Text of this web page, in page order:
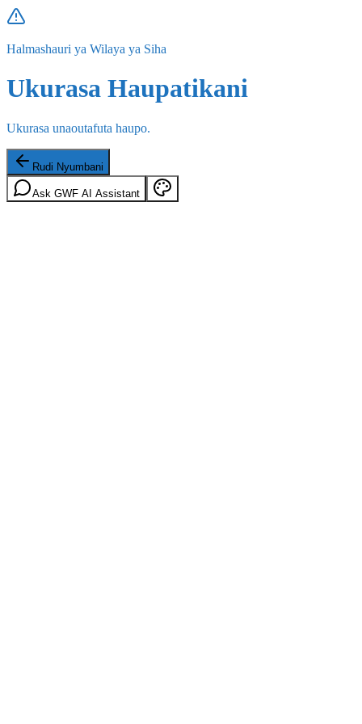
Halmashauri ya Wilaya ya Siha
Ukurasa Haupatikani
Ukurasa unaoutafuta haupo.
Rudi Nyumbani
Ask GWF AI Assistant